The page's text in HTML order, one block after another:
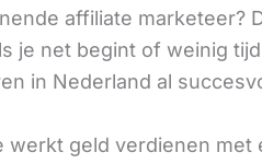
affiliate marketeer?
je net begint of weinig
in Nederland al
werkt geld verdienen met